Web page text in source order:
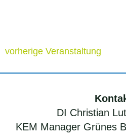
vorherige Veranstaltung
DI Christian
KEM Manager Grünes